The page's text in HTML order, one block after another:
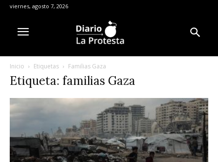
viernes, agosto 7, 2026
Inicio Etiquetas Familias Gaza
Etiqueta: familias Gaza